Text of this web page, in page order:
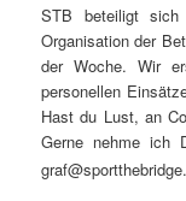
STB beteiligt
Organisation der
der Woche. Wir
personellen
Hast du Lust, an
Gerne nehme ich